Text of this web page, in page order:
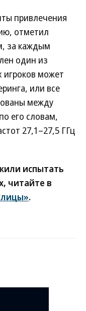
привлечения
отметил
за каждым
один из
игроков может
или все
между
его словам,
27,1–27,5 ГГц
испытать
читайте в
.